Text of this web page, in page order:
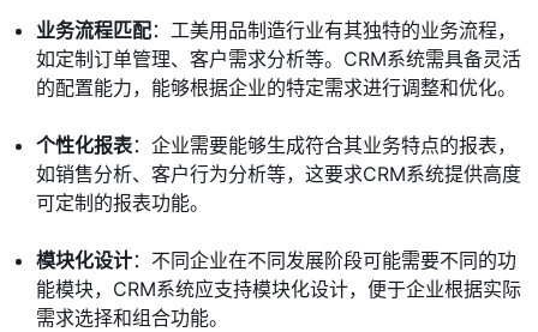
业务流程匹配：工美用品制造行业有其独特的业务流程，
如定制订单管理、客户需求分析等。CRM系统需具备灵活
的配置能力，能够根据企业的特定需求进行调整和优化。
个性化报表：企业需要能够生成符合其业务特点的报表，
如销售分析、客户行为分析等，这要求CRM系统提供高度
可定制的报表功能。
模块化设计：不同企业在不同发展阶段可能需要不同的功
能模块，CRM系统应支持模块化设计，便于企业根据实际
需求选择和组合功能。